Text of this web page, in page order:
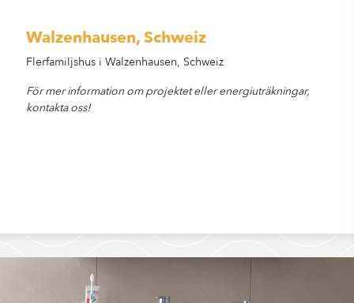
Walzenhausen, Schweiz
Flerfamiljshus i Walzenhausen, Schweiz
För mer information om projektet eller energiuträkningar,
kontakta oss!